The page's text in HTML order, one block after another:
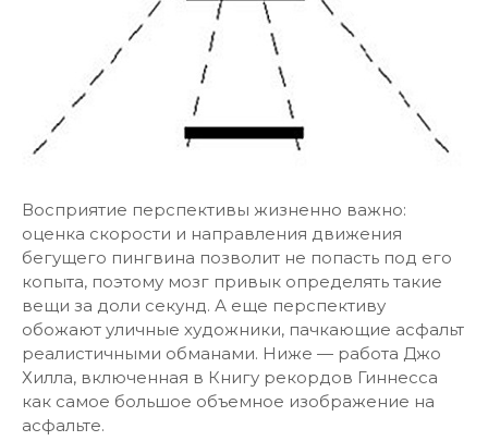
Восприятие перспективы жизненно важно:
оценка скорости и направления движения
бегущего пингвина позволит не попасть под его
копыта, поэтому мозг привык определять такие
вещи за доли секунд. А еще перспективу
обожают уличные художники, пачкающие асфальт
реалистичными обманами. Ниже — работа Джо
Хилла, включенная в Книгу рекордов Гиннесса
как самое большое объемное изображение на
асфальте.